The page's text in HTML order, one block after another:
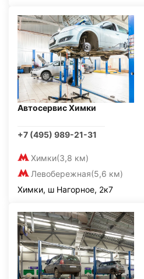
Автосервис Химки
+7 (495) 989-21-31
Химки(3,8 км)
Левобережная(5,6 км)
Химки, ш Нагорное, 2к7